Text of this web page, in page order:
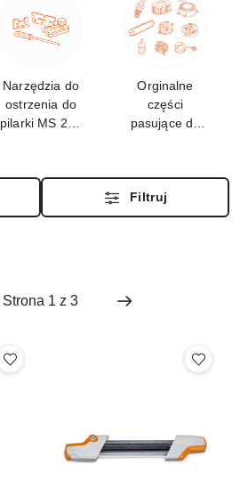
Narzędzia do
ostrzenia do
pilarki MS 231
Orginalne
części
pasujące do
Filtruj